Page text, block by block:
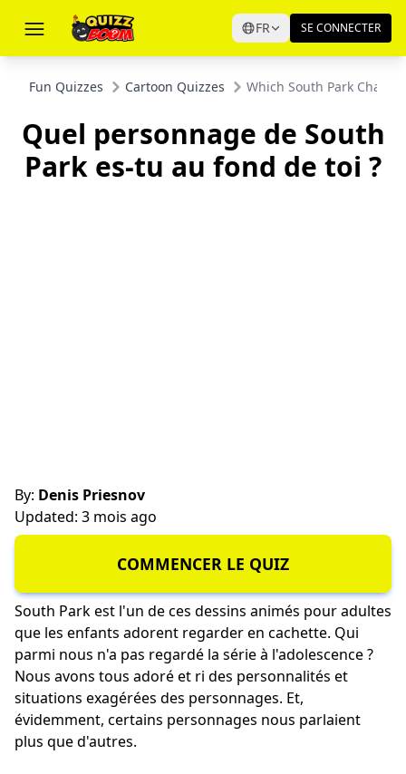
FR SE CONNECTER
Fun Quizzes Cartoon Quizzes Which South Park
Quel personnage de South
Park es-tu au fond de toi ?
By: Denis Priesnov
Updated: 3 mois ago
COMMENCER LE QUIZ
South Park est l'un de ces dessins animés pour adultes
que les enfants adorent regarder en cachette. Qui
parmi nous n'a pas regardé la série à l'adolescence ?
Nous avons tous adoré et ri des personnalités et
situations exagérées des personnages. Et,
évidemment, certains personnages nous parlaient
plus que d'autres.